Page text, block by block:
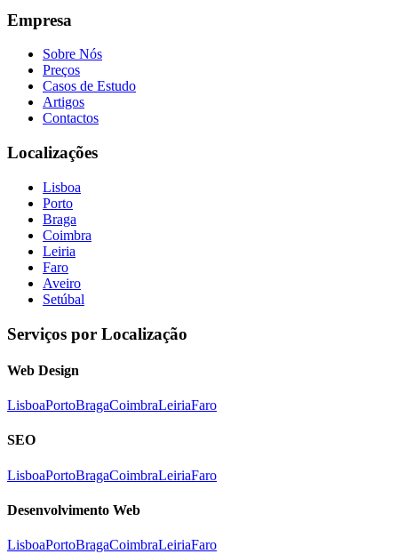
Empresa
Sobre Nós
Preços
Casos de Estudo
Artigos
Contactos
Localizações
Lisboa
Porto
Braga
Coimbra
Leiria
Faro
Aveiro
Setúbal
Serviços por Localização
Web Design
LisboaPortoBragaCoimbraLeiriaFaro
SEO
LisboaPortoBragaCoimbraLeiriaFaro
Desenvolvimento Web
LisboaPortoBragaCoimbraLeiriaFaro